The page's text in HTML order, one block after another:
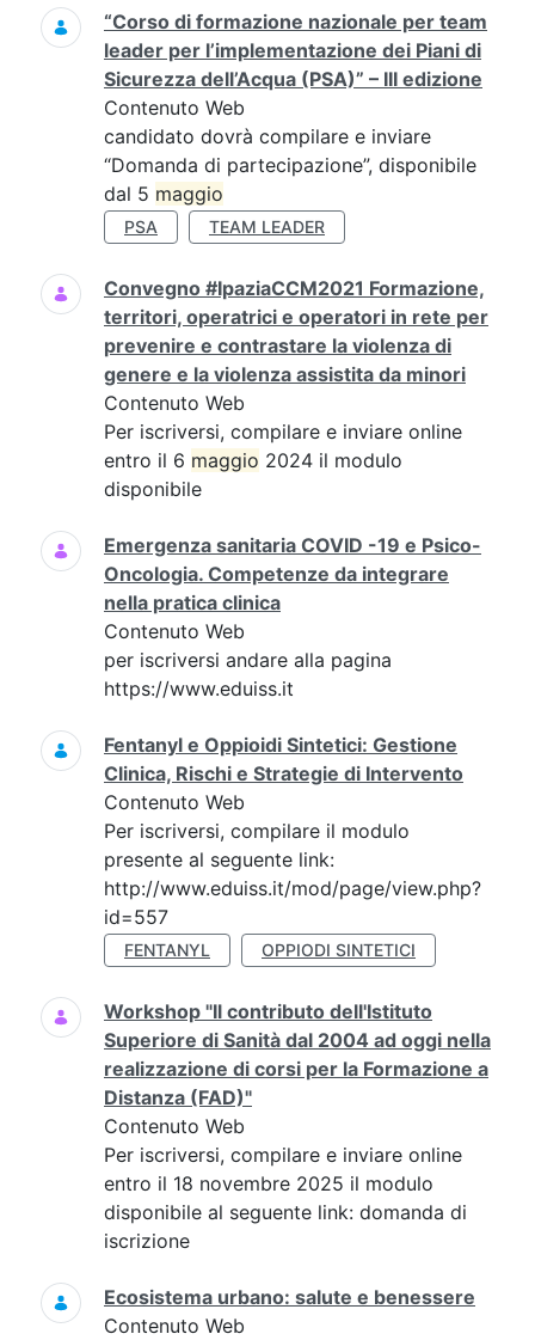
“Corso di formazione nazionale per team
leader per l’implementazione dei Piani di
Sicurezza dell’Acqua (PSA)” – III edizione
Contenuto Web
candidato dovrà compilare e inviare
“Domanda di partecipazione”, disponibile
dal 5 maggio
PSA TEAM LEADER
Convegno #IpaziaCCM2021 Formazione,
territori, operatrici e operatori in rete per
prevenire e contrastare la violenza di
genere e la violenza assistita da minori
Contenuto Web
Per iscriversi, compilare e inviare online
entro il 6 maggio 2024 il modulo
disponibile
Emergenza sanitaria COVID -19 e Psico-
Oncologia. Competenze da integrare
nella pratica clinica
Contenuto Web
per iscriversi andare alla pagina
https://www.eduiss.it
Fentanyl e Oppioidi Sintetici: Gestione
Clinica, Rischi e Strategie di Intervento
Contenuto Web
Per iscriversi, compilare il modulo
presente al seguente link:
http://www.eduiss.it/mod/page/view.php?
id=557
FENTANYL OPPIODI SINTETICI
Workshop "Il contributo dell'Istituto
Superiore di Sanità dal 2004 ad oggi nella
realizzazione di corsi per la Formazione a
Distanza (FAD)"
Contenuto Web
Per iscriversi, compilare e inviare online
entro il 18 novembre 2025 il modulo
disponibile al seguente link: domanda di
iscrizione
Ecosistema urbano: salute e benessere
Contenuto Web